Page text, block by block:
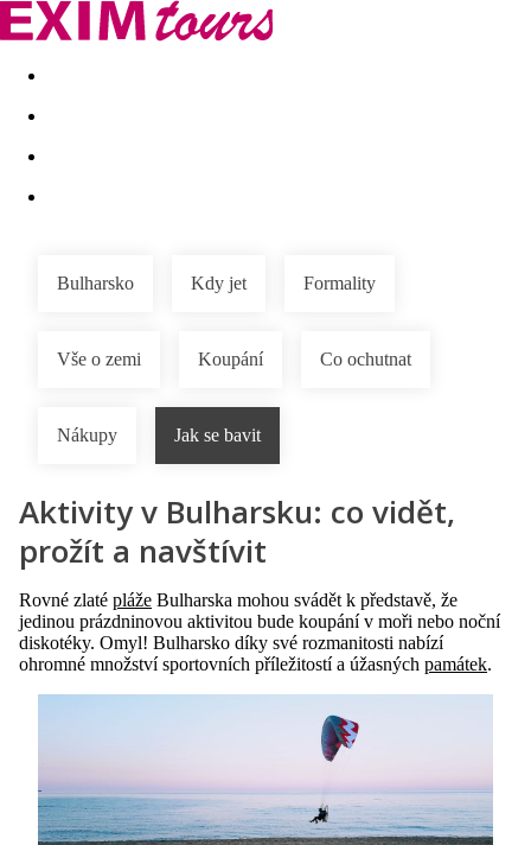
Akční nabídky Last minute
Bulharsko Kdy jet Formality
Vše o zemi Koupání Co ochutnat
Nákupy Jak se bavit
Aktivity v Bulharsku: co vidět,
prožít a navštívit
Rovné zlaté pláže Bulharska mohou svádět k představě, že
jedinou prázdninovou aktivitou bude koupání v moři nebo noční
diskotéky. Omyl! Bulharsko díky své rozmanitosti nabízí
ohromné množství sportovních příležitostí a úžasných památek.